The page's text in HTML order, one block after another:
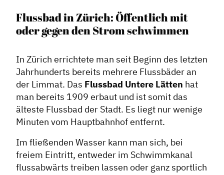
Flussbad in Zürich: Öffentlich mit
oder gegen den Strom schwimmen
In Zürich errichtete man seit Beginn des letzten
Jahrhunderts bereits mehrere Flussbäder an
der Limmat. Das Flussbad Untere Lätten hat
man bereits 1909 erbaut und ist somit das
älteste Flussbad der Stadt. Es liegt nur wenige
Minuten vom Hauptbahnhof entfernt.
Im fließenden Wasser kann man sich, bei
freiem Eintritt, entweder im Schwimmkanal
flussabwärts treiben lassen oder ganz sportlich